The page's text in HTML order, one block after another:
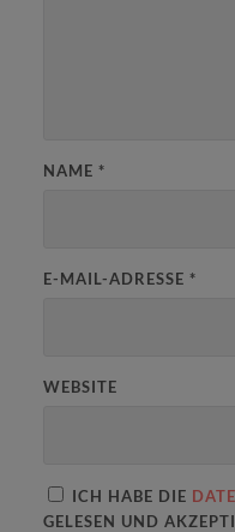
NAME *
E-MAIL-ADRESSE *
WEBSITE
ICH HABE DIE
GELESEN UND